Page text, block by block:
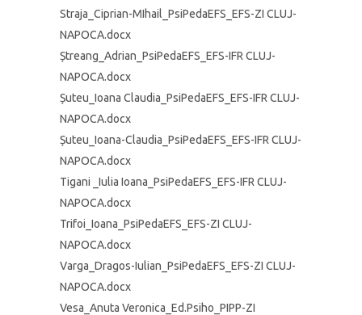
Straja_Ciprian-MIhail_PsiPedaEFS_EFS-ZI CLUJ-
NAPOCA.docx
Ștreang_Adrian_PsiPedaEFS_EFS-IFR CLUJ-
NAPOCA.docx
Șuteu_Ioana Claudia_PsiPedaEFS_EFS-IFR CLUJ-
NAPOCA.docx
Șuteu_Ioana-Claudia_PsiPedaEFS_EFS-IFR CLUJ-
NAPOCA.docx
Tigani _Iulia Ioana_PsiPedaEFS_EFS-IFR CLUJ-
NAPOCA.docx
Trifoi_Ioana_PsiPedaEFS_EFS-ZI CLUJ-
NAPOCA.docx
Varga_Dragos-Iulian_PsiPedaEFS_EFS-ZI CLUJ-
NAPOCA.docx
Vesa_Anuta Veronica_Ed.Psiho_PIPP-ZI